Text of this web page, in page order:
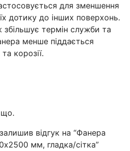
для зменшення
дотику до інших поверхонь.
термін служби та
менше піддається
корозії.
що.
відгук на “Фанера
мм, гладка/сітка”